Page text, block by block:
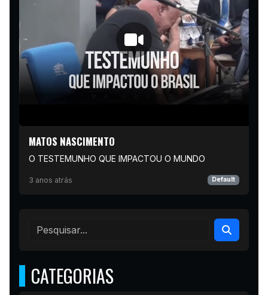
MATOS NASCIMENTO
O TESTEMUNHO QUE IMPACTOU O MUNDO
3 anos atrás Default
CATEGORIAS